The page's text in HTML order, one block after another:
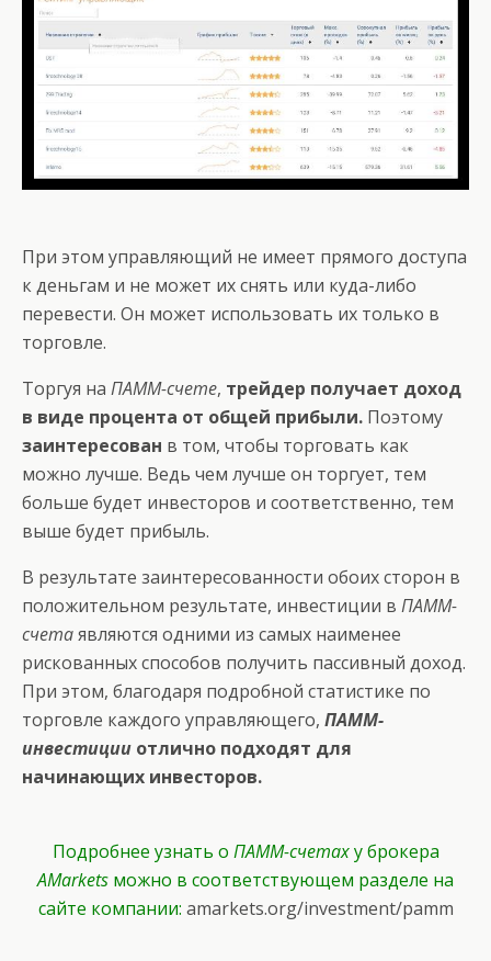
При этом управляющий не имеет прямого доступа
к деньгам и не может их снять или куда-либо
перевести. Он может использовать их только в
торговле.
Торгуя на ПАММ-счете, трейдер получает доход
в виде процента от общей прибыли. Поэтому
заинтересован в том, чтобы торговать как
можно лучше. Ведь чем лучше он торгует, тем
больше будет инвесторов и соответственно, тем
выше будет прибыль.
В результате заинтересованности обоих сторон в
положительном результате, инвестиции в ПАММ-
счетаявляются одними из самых наименее
рискованных способов получить пассивный доход.
При этом, благодаря подробной статистике по
торговле каждого управляющего, ПАММ-
инвестиции отлично подходят для
начинающих инвесторов.
Подробнее узнать о ПАММ-счетаху брокера
AMarkets можно в соответствующем разделе на
сайте компании: amarkets.org/investment/pamm